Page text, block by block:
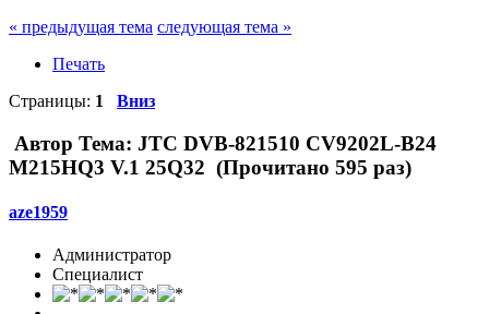
« предыдущая тема следующая тема »
Печать
Страницы: 1 Вниз
Автор Тема: JTC DVB-821510 CV9202L-B24
M215HQ3 V.1 25Q32 (Прочитано 595 раз)
aze1959
Администратор
Специалист